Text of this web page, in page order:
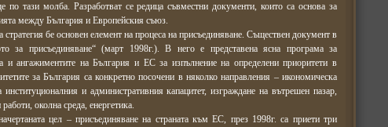
по тази молба. Разработват се редица съвместни документи, които са основа за
между България и Европейския съюз.
стратегия бе основен елемент на процеса на присъединяване. Съществен документ в
за присъединяване“ (март 1998г.). В него е представена ясна програма за
и ангажиментите на България и ЕС за изпълнение на определени приоритети в
за България са конкретно посочени в няколко направления – икономическа
и административния капацитет, изграждане на вътрешен пазар,
околна среда, енергетика.
цел – присъединяване на страната към ЕС, през 1998г. са приети три